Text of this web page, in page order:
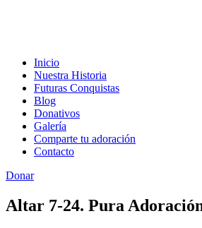
Inicio
Nuestra Historia
Futuras Conquistas
Blog
Donativos
Galería
Comparte tu adoración
Contacto
Donar
Altar 7-24. Pura